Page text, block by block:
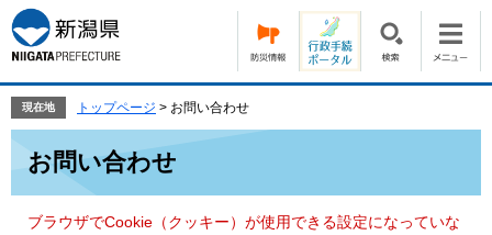
ー
ジ
の
頭
す。
ニ
ュ
ー
飛
て
現在地 トップページ > お問い合わせ
お問い合わせ
ブラウザでCookie（クッキー）が使用できる設定になっていな